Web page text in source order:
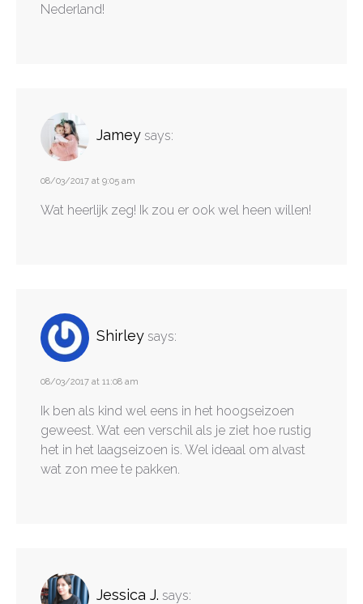
Nederland!
Jamey says:
08/03/2017 at 9:05 am
Wat heerlijk zeg! Ik zou er ook wel heen willen!
Shirley says:
08/03/2017 at 11:08 am
Ik ben als kind wel eens in het hoogseizoen
geweest. Wat een verschil als je ziet hoe rustig
het in het laagseizoen is. Wel ideaal om alvast
wat zon mee te pakken.
Jessica J. says: